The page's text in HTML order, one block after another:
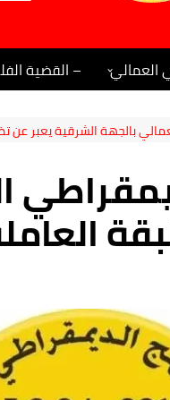
العمالي – القضية
بالجهة الشرقية يعبر عن